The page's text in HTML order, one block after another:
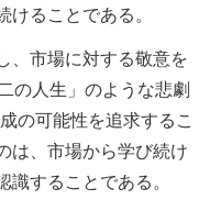
ることである。
、市場に対する敬意を
の人生」のような悲劇
の可能性を追求するこ
は、市場から学び続け
することである。